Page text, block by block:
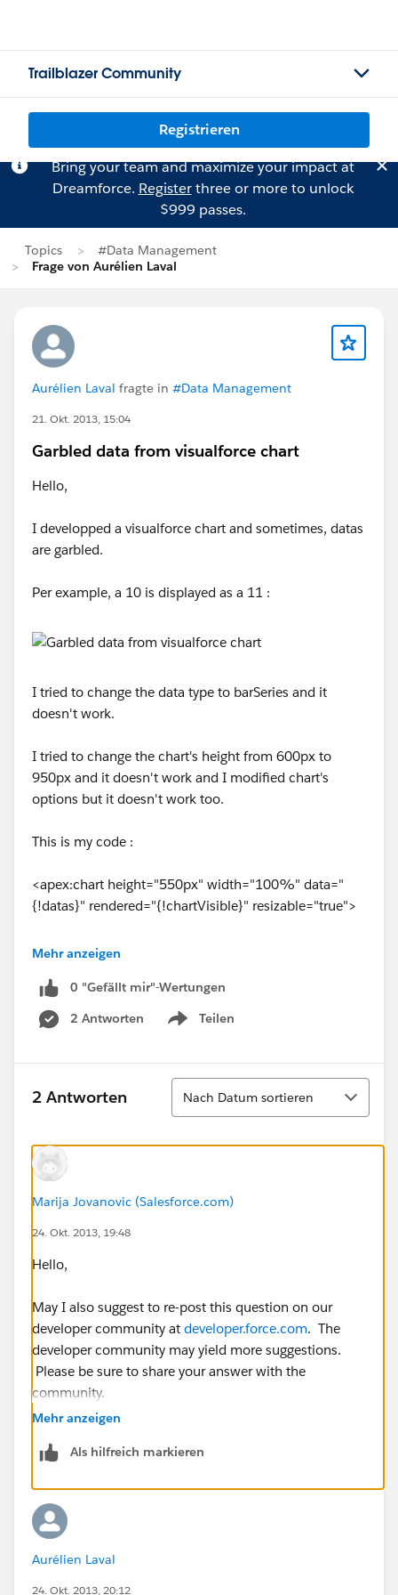
Trailblazer Community
Registrieren
Bring your team and maximize your impact at
Dreamforce. Registerthree or more to unlock
$999 passes.
Topics
#Data Management
Frage von Aurélien Laval
Aurélien Laval fragte in #Data Management
21. Okt. 2013, 15:04
Garbled data from visualforce chart
Hello,
I developped a visualforce chart and sometimes, datas
are garbled.
Per example, a 10 is displayed as a 11 :
I tried to change the data type to barSeries and it
doesn't work.
I tried to change the chart's height from 600px to
950px and it doesn't work and I modified chart's
options but it doesn't work too.
This is my code :
<apex:chart height="550px" width="100%" data="
{!datas}" rendered="{!chartVisible}" resizable="true">
<apex:legend position="right"/>
<apex:axis type="Numeric" position="left"
fields="data1" minimum="0" maximum="
{!maxNbParticipants}" title="Number of participants"
<apex:axis type="Category" position="bottom"
<apex:chartLabel rotate="315"/>
</apex:axis>
fill="true" axis="left" xField="name" yField="data1"
markerFill="#.A44065" strokeColor="#.A44065" />
<apex:lineSeries title="{!mapNames[1]}"
fill="false" axis="left" xField="name" yField="data2"
markerType="circle" markerSize="4"
markerFill="#.4051A4" strokeColor="#.4051A4" />
<apex:lineSeries title="{!mapNames[2]}"
fill="false" axis="left" xField="name" yField="data3"
markerType="circle" markerSize="4"
markerFill="#.5EA440" strokeColor="#.5EA440" />
</apex:chart>
Mehr anzeigen
0 "Gefällt mir"-Wertungen
2 Antworten
Teilen
Show menu
2 Antworten
Sortieren
Nach Datum sortieren
Marija Jovanovic (Salesforce.com)
24. Okt. 2013, 19:48
Hello,
May I also suggest to re-post this question on our
developer community at developer.force.com. The
developer community may yield more suggestions.
Please be sure to share your answer with the
community.
Mehr anzeigen
Als hilfreich markieren
Aurélien Laval
24. Okt. 2013, 20:12